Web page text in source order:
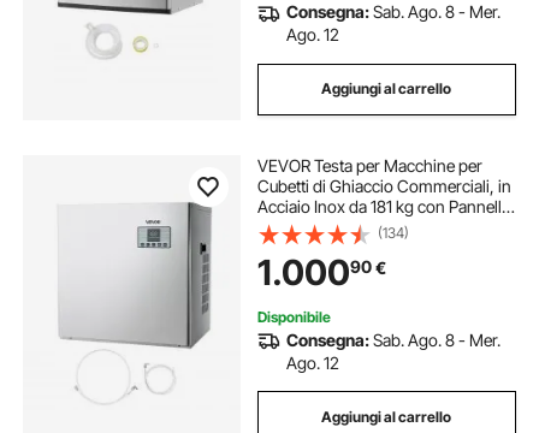
Consegna:Sab. Ago. 8 - Mer.
Ago. 12
Aggiungi al carrello
VEVOR Testa per Macchine per
Cubetti di Ghiaccio Commerciali, in
Acciaio Inox da 181 kg con Pannello
di Controllo Intelligente,
Autopulente, Spessore Regolabile,
per Ristoranti, Bar, Solo Testa
(134)
1.00090€
Disponibile
Consegna:Sab. Ago. 8 - Mer.
Ago. 12
Aggiungi al carrello